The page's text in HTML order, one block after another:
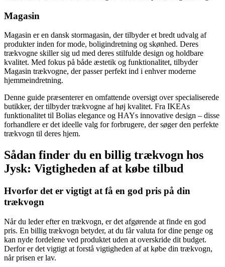
Magasin
Magasin er en dansk stormagasin, der tilbyder et bredt udvalg af
produkter inden for mode, boligindretning og skønhed. Deres
trækvogne skiller sig ud med deres stilfulde design og holdbare
kvalitet. Med fokus på både æstetik og funktionalitet, tilbyder
Magasin trækvogne, der passer perfekt ind i enhver moderne
hjemmeindretning.
Denne guide præsenterer en omfattende oversigt over specialiserede
butikker, der tilbyder trækvogne af høj kvalitet. Fra IKEAs
funktionalitet til Bolias elegance og HAYs innovative design – disse
forhandlere er det ideelle valg for forbrugere, der søger den perfekte
trækvogn til deres hjem.
Sådan finder du en billig trækvogn hos
Jysk: Vigtigheden af at købe tilbud
Hvorfor det er vigtigt at få en god pris på din
trækvogn
Når du leder efter en trækvogn, er det afgørende at finde en god
pris. En billig trækvogn betyder, at du får valuta for dine penge og
kan nyde fordelene ved produktet uden at overskride dit budget.
Derfor er det vigtigt at forstå vigtigheden af at købe din trækvogn,
når prisen er lav.